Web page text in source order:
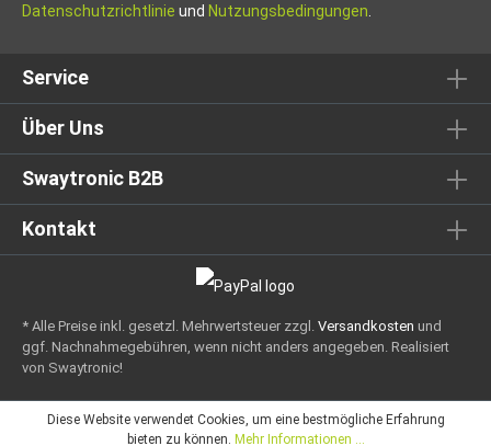
Datenschutzrichtlinie und Nutzungsbedingungen
Service
Über Uns
Swaytronic B2B
Kontakt
* Alle Preise inkl. gesetzl. Mehrwertsteuer zzgl. Versandkosten und
ggf. Nachnahmegebühren, wenn nicht anders angegeben. Realisiert
von Swaytronic!
Diese Website verwendet Cookies, um eine bestmögliche Erfahrung
bieten zu können. Mehr Informationen ...